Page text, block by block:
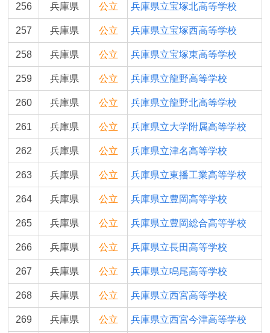
256 兵庫県 公立 兵庫県立宝塚北高等学校
257 兵庫県 公立 兵庫県立宝塚西高等学校
258 兵庫県 公立 兵庫県立宝塚東高等学校
259 兵庫県 公立 兵庫県立龍野高等学校
260 兵庫県 公立 兵庫県立龍野北高等学校
261 兵庫県 公立 兵庫県立大学附属高等学校
262 兵庫県 公立 兵庫県立津名高等学校
263 兵庫県 公立 兵庫県立東播工業高等学校
264 兵庫県 公立 兵庫県立豊岡高等学校
265 兵庫県 公立 兵庫県立豊岡総合高等学校
266 兵庫県 公立 兵庫県立長田高等学校
267 兵庫県 公立 兵庫県立鳴尾高等学校
268 兵庫県 公立 兵庫県立西宮高等学校
269 兵庫県 公立 兵庫県立西宮今津高等学校